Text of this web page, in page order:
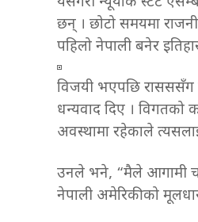
छन् । छोटो समयमा
पहिलो नेपाली बनेर
विजयी भएपछि रासससँग
धन्यवाद दिए । विगतको
अवस्थामा रहेकाले
उनले भने, “मैले आगामी
नेपाली अमेरिकीको